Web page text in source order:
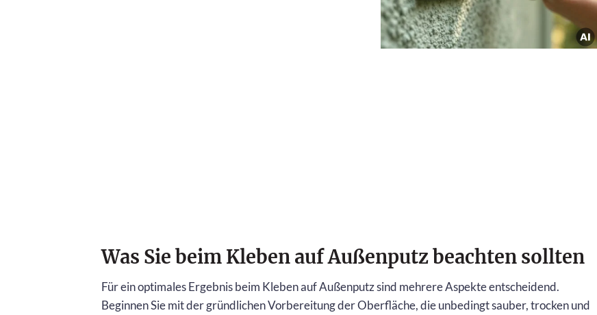
Was Sie beim Kleben auf Außenputz beachten sollten
Für ein optimales Ergebnis beim Kleben auf Außenputz sind mehrere Aspekte entscheidend.
Beginnen Sie mit der gründlichen Vorbereitung der Oberfläche, die unbedingt sauber, trocken und